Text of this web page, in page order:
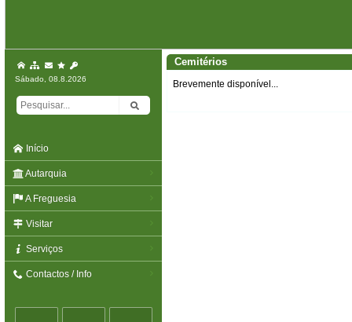
Sábado, 08.8.2026
Início
Autarquia
A Freguesia
Visitar
Serviços
Contactos / Info
Cemitérios
Brevemente disponível...